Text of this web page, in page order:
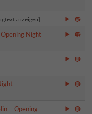
anzeigen]
Night
- Opening